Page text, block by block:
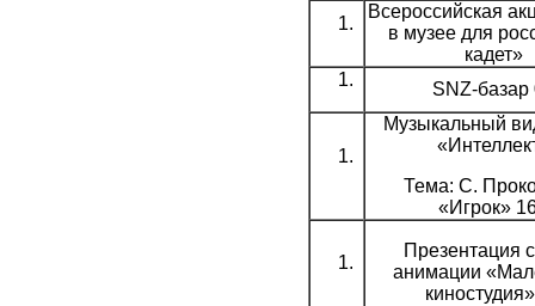
Всероссийская
в музее для
кадет»
SNZ-базар
Музыкальный
Тема: С.
«Игрок»
Презентация
анимации